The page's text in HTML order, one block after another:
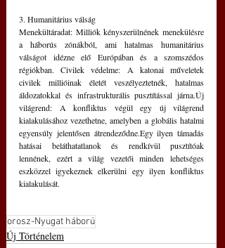
3. Humanitárius válság
Menekültáradat: Milliók kényszerülnének menekülésre
a háborús zónákból, ami hatalmas humanitárius
válságot idézne elő Európában és a szomszédos
régiókban. Civilek védelme: A katonai műveletek
civilek millióinak életét veszélyeztetnék, hatalmas
áldozatokkal és infrastrukturális pusztítással járna.Új
világrend: A konfliktus végül egy új világrend
kialakulásához vezethetne, amelyben a globális hatalmi
egyensúly jelentősen átrendeződne.Egy ilyen támadás
hatásai beláthatatlanok és rendkívül pusztítóak
lennének, ezért a világ vezetői minden lehetséges
eszközzel igyekeznek elkerülni egy ilyen konfliktus
kialakulását.
orosz-Nyugat háború
Új Történelem